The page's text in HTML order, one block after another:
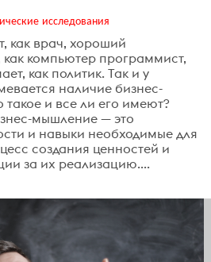
исследования
как врач, хороший
компьютер программист,
как политик. Так и у
наличие бизнес-
и все ли его имеют?
мышление — это
и навыки необходимые для
создания ценностей и
за их реализацию....